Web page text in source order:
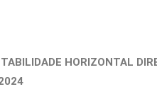
HORIZONTAL